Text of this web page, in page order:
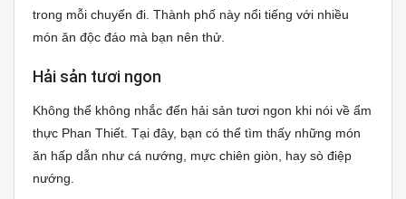
trong mỗi chuyến đi. Thành phố này nổi tiếng với nhiều
món ăn độc đáo mà bạn nên thử.
Hải sản tươi ngon
Không thể không nhắc đến hải sản tươi ngon khi nói về ẩm
thực Phan Thiết. Tại đây, bạn có thể tìm thấy những món
ăn hấp dẫn như cá nướng, mực chiên giòn, hay sò điệp
nướng.